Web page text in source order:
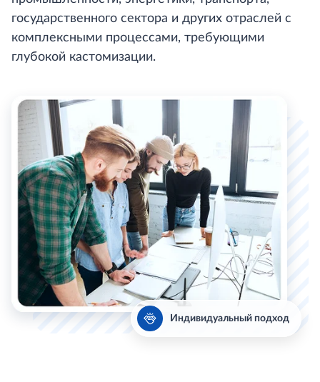
государственного сектора и других отраслей с
комплексными процессами, требующими
глубокой кастомизации.
Индивидуальный подход